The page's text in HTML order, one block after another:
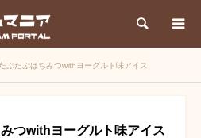
検索
ぷたぷはちみつwithヨーグルト味アイス
つwithヨーグルト味アイス